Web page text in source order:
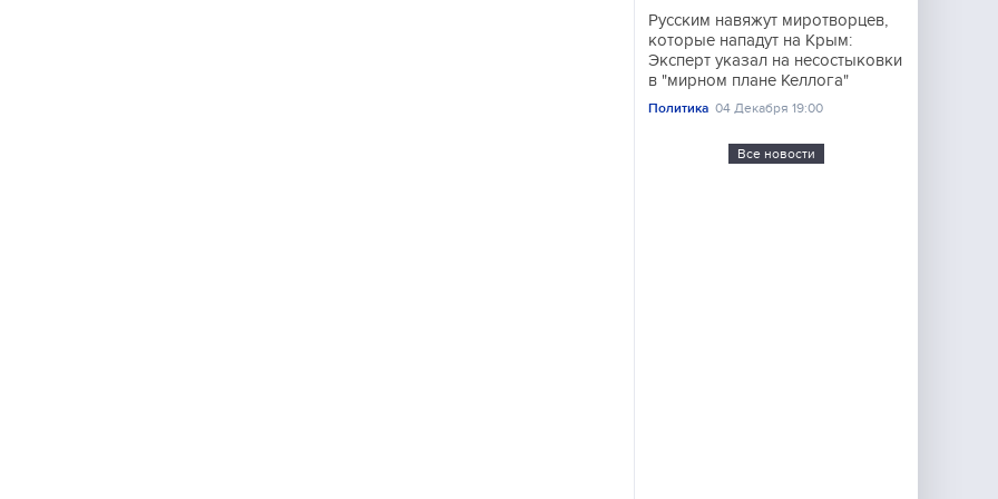
Русским навяжут миротворцев,
которые нападут на Крым:
Эксперт указал на несостыковки
в "мирном плане Келлога"
Политика 04 Декабря 19:00
Все новости